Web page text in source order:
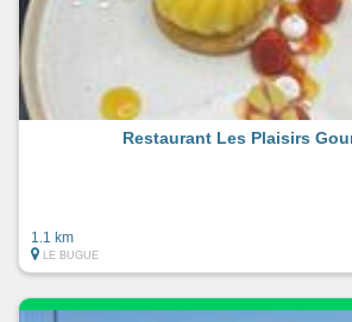
Restaurant Les Plaisirs
1.1 km
LE BUGUE